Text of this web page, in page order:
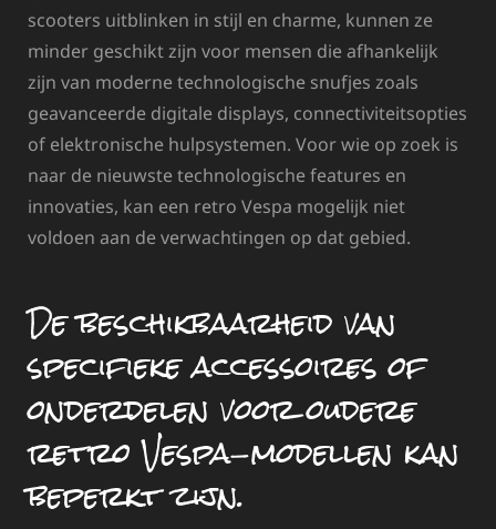
scooters uitblinken in stijl en charme, kunnen ze
minder geschikt zijn voor mensen die afhankelijk
zijn van moderne technologische snufjes zoals
geavanceerde digitale displays, connectiviteitsopties
of elektronische hulpsystemen. Voor wie op zoek is
naar de nieuwste technologische features en
innovaties, kan een retro Vespa mogelijk niet
voldoen aan de verwachtingen op dat gebied.
De beschikbaarheid van
specifieke accessoires of
onderdelen voor oudere
retro Vespa-modellen kan
beperkt zijn.